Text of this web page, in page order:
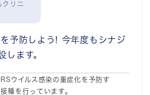
クリニ
予防しよう! 今年度もシナジ
します。
ウイルス感染の重症化を予防す
接種を行っています。